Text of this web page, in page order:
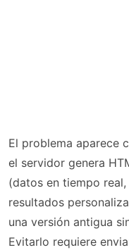
El problema aparece
el servidor genera
(datos en tiempo
resultados
una versión antigua
Evitarlo requiere